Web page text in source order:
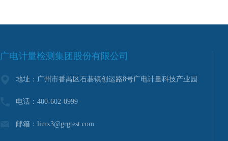
广电计量检测集团股份有限公司
地址：广州市番禺区石碁镇创运路8号广电计量科技产业园
电话：400-602-0999
邮箱：limx3@grgtest.com